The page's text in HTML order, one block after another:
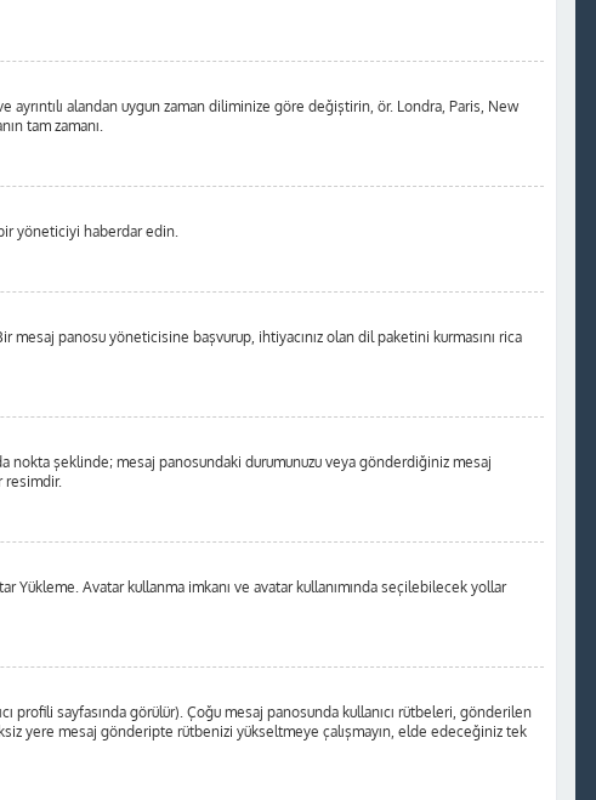
alandan uygun zaman diliminize göre değiştirin, ör. Londra, Paris, New
tam zamanı.
yöneticiyi haberdar edin.
panosu yöneticisine başvurup, ihtiyacınız olan dil paketini kurmasını rica
nokta şeklinde; mesaj panosundaki durumunuzu veya gönderdiğiniz mesaj
resimdir.
Yükleme. Avatar kullanma imkanı ve avatar kullanımında seçilebilecek yollar
profili sayfasında görülür). Çoğu mesaj panosunda kullanıcı rütbeleri, gönderilen
yere mesaj gönderipte rütbenizi yükseltmeye çalışmayın, elde edeceğiniz tek